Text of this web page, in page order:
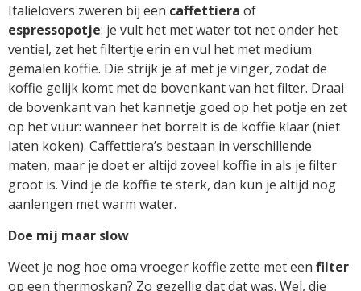
Italiëlovers zweren bij een caffettiera of
espressopotje: je vult het met water tot net onder het
ventiel, zet het filtertje erin en vul het met medium
gemalen koffie. Die strijk je af met je vinger, zodat de
koffie gelijk komt met de bovenkant van het filter. Draai
de bovenkant van het kannetje goed op het potje en zet
op het vuur: wanneer het borrelt is de koffie klaar (niet
laten koken). Caffettiera’s bestaan in verschillende
maten, maar je doet er altijd zoveel koffie in als je filter
groot is. Vind je de koffie te sterk, dan kun je altijd nog
aanlengen met warm water.
Doe mij maar slow
Weet je nog hoe oma vroeger koffie zette met een filter
op een thermoskan? Zo gezellig dat dat was. Wel, die